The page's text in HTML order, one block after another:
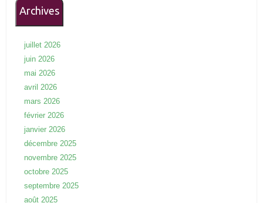
Archives
juillet 2026
juin 2026
mai 2026
avril 2026
mars 2026
février 2026
janvier 2026
décembre 2025
novembre 2025
octobre 2025
septembre 2025
août 2025